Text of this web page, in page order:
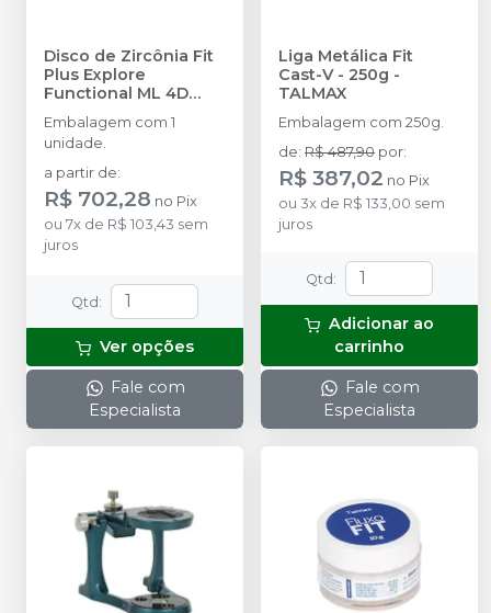
Disco de Zircônia Fit
Plus Explore
Functional ML 4D
para Sistema OP de
CAD/CAM D98 x
A18mm-
Embalagem com 1
unidade.
a partir de:
R$ 702,28 no Pix
ou 7x de R$ 103,43 sem
juros
Qtd :
Ver opções
Fale com
Especialista
Liga Metálica Fit
Cast-V - 250g -
TALMAX
Embalagem com 250g.
de: R$ 487,90 por:
R$ 387,02 no Pix
ou 3x de R$ 133,00 sem
juros
Qtd :
Adicionar ao
carrinho
Fale com
Especialista